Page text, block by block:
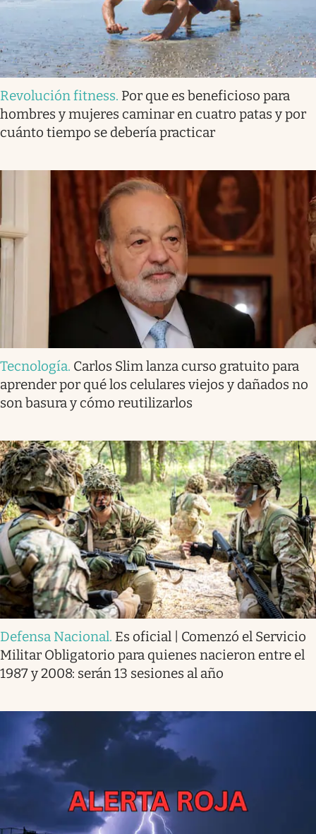
Revolución fitness. Por que es beneficioso para
hombres y mujeres caminar en cuatro patas y por
cuánto tiempo se debería practicar
Tecnología. Carlos Slim lanza curso gratuito para
aprender por qué los celulares viejos y dañados no
son basura y cómo reutilizarlos
Defensa Nacional. Es oficial | Comenzó el Servicio
Militar Obligatorio para quienes nacieron entre el
1987 y 2008: serán 13 sesiones al año